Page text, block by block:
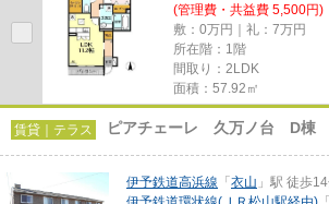
(管理費・共益費 5,500円)
敷：0万円｜礼：7万円
所在階：1階
間取り：2LDK
面積：57.92㎡
賃貸｜テラス ピアチェーレ 久万ノ台 D棟
伊予鉄道高浜線 「 衣山 」駅 徒歩